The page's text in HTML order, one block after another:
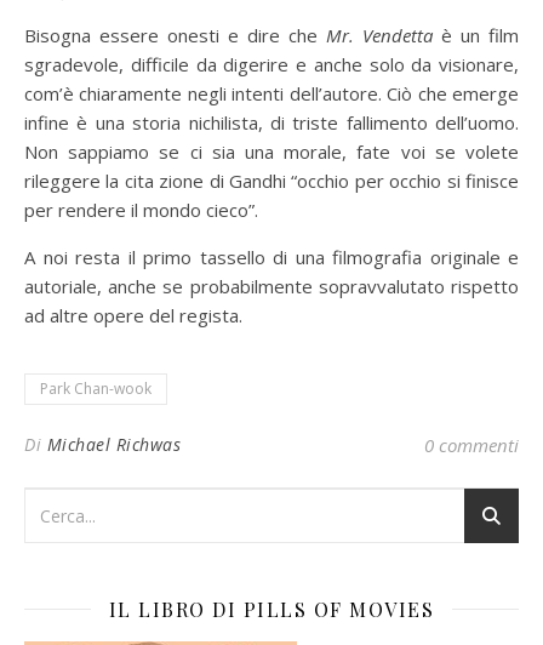
Bisogna essere onesti e dire che Mr. Vendetta è un film
sgradevole, difficile da digerire e anche solo da visionare,
com’è chiaramente negli intenti dell’autore. Ciò che emerge
infine è una storia nichilista, di triste fallimento dell’uomo.
Non sappiamo se ci sia una morale, fate voi se volete
rileggere la cita zione di Gandhi “occhio per occhio si finisce
per rendere il mondo cieco”.
A noi resta il primo tassello di una filmografia originale e
autoriale, anche se probabilmente sopravvalutato rispetto
ad altre opere del regista.
Park Chan-wook
Di Michael Richwas 0 commenti
IL LIBRO DI PILLS OF MOVIES